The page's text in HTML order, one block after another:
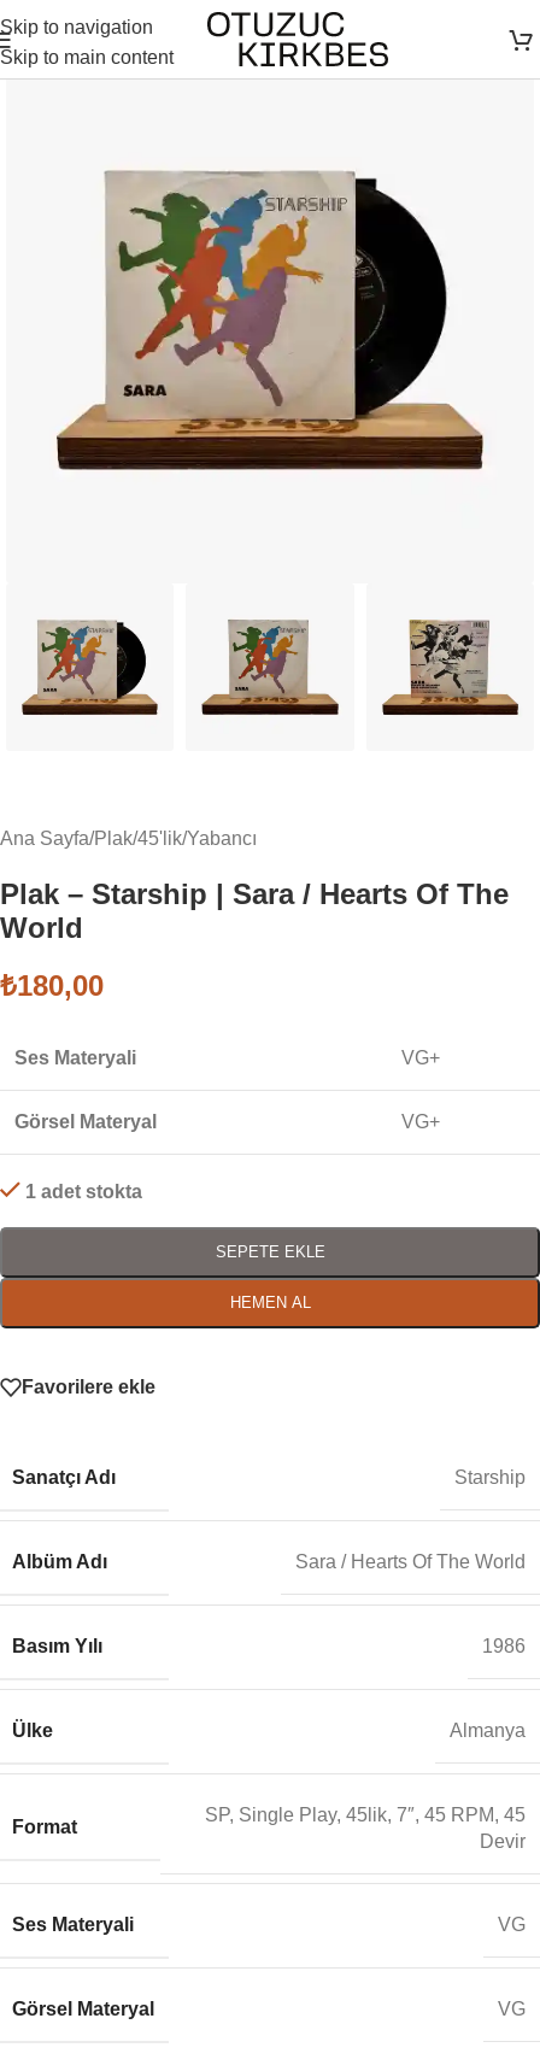
Skip to navigation
Skip to main content
Ana Sayfa/Plak/45'lik/Yabancı
Plak – Starship | Sara / Hearts Of The
World
₺180,00
Ses Materyali VG+
Görsel Materyal VG+
1 adet stokta
SEPETE EKLE
HEMEN AL
Favorilere ekle
Sanatçı Adı Starship
Albüm Adı Sara / Hearts Of The World
Basım Yılı 1986
Ülke Almanya
Format
SP, Single Play, 45lik, 7″, 45 RPM, 45
Devir
Ses Materyali VG
Görsel Materyal VG